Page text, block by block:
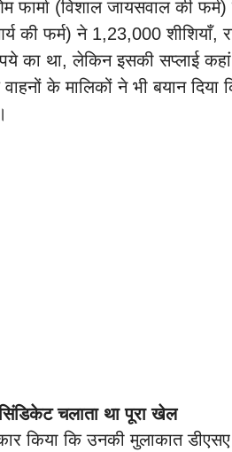
फार्मा (विशाल जायसवाल की
की फर्म) ने 1,23,000 शीशियाँ,
का था, लेकिन इसकी सप्लाई कहां
वाहनों के मालिकों ने भी बयान
चलाता था पूरा खेल
किया कि उनकी मुलाकात